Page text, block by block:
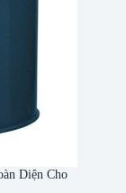
Diện Cho